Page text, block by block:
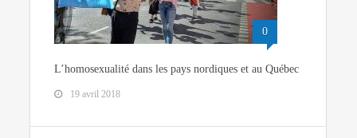
0
L’homosexualité dans les pays nordiques et au Québec
19 avril 2018